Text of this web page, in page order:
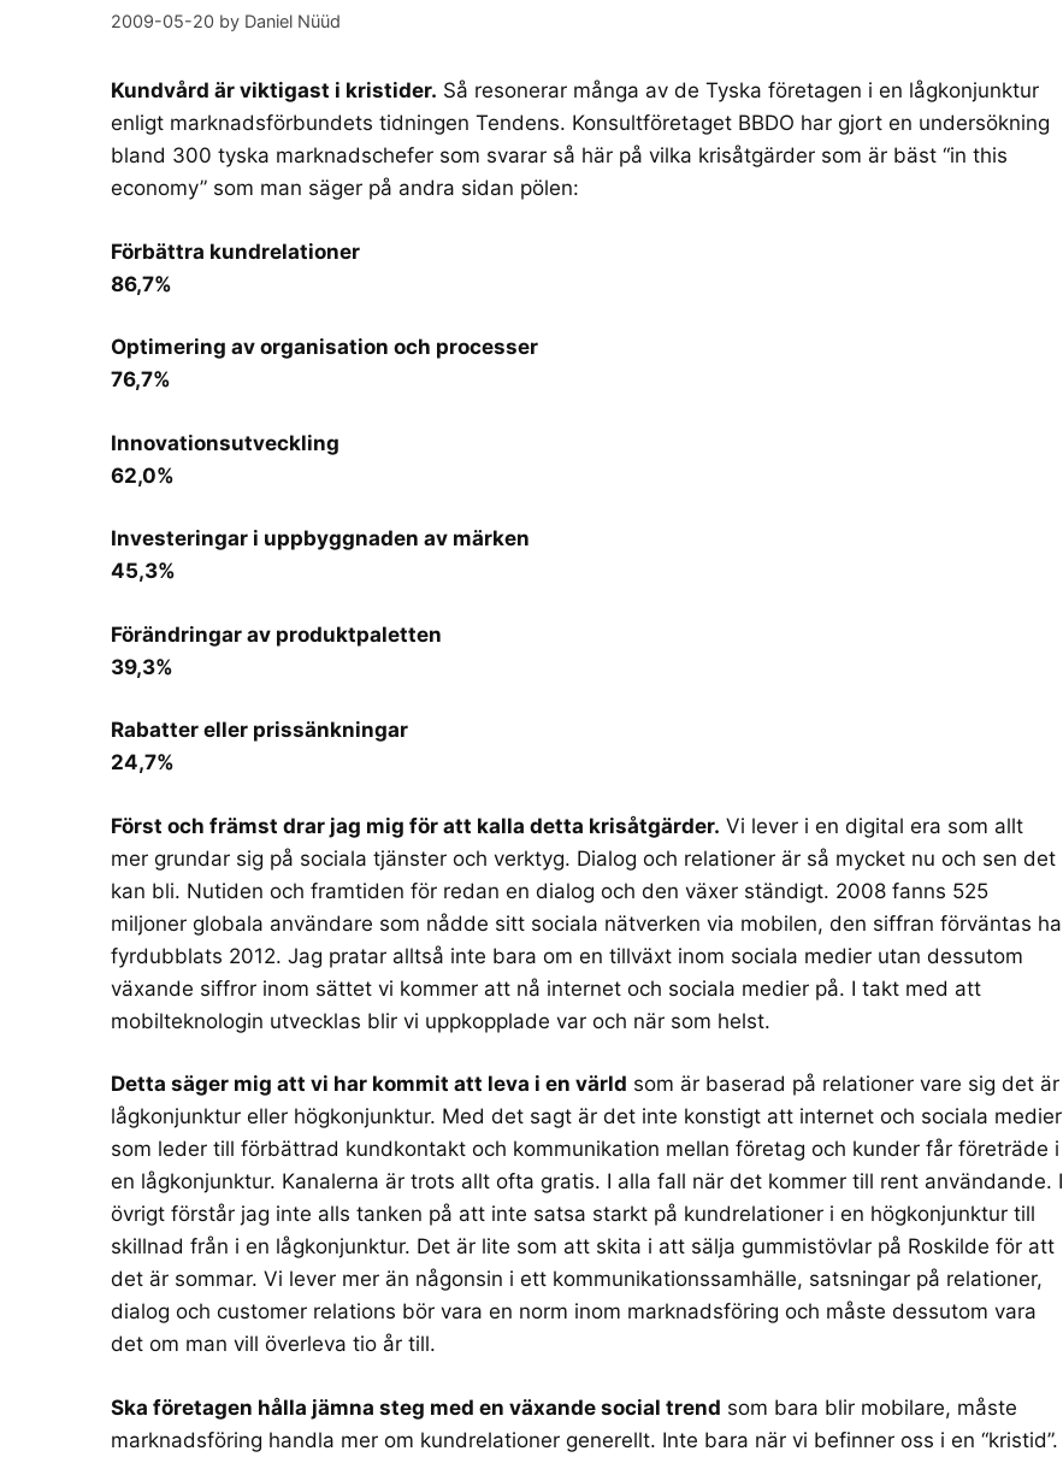
2009-05-20 by Daniel Nüüd
Kundvård är viktigast i kristider. Så resonerar många av de Tyska företagen i en lågkonjunktur
enligt marknadsförbundets tidningen Tendens. Konsultföretaget BBDO har gjort en undersökning
bland 300 tyska marknadschefer som svarar så här på vilka krisåtgärder som är bäst “in this
economy” som man säger på andra sidan pölen:
Förbättra kundrelationer
86,7%
Optimering av organisation och processer
76,7%
Innovationsutveckling
62,0%
Investeringar i uppbyggnaden av märken
45,3%
Förändringar av produktpaletten
39,3%
Rabatter eller prissänkningar
24,7%
Först och främst drar jag mig för att kalla detta krisåtgärder. Vi lever i en digital era som allt
mer grundar sig på sociala tjänster och verktyg. Dialog och relationer är så mycket nu och sen det
kan bli. Nutiden och framtiden för redan en dialog och den växer ständigt. 2008 fanns 525
miljoner globala användare som nådde sitt sociala nätverken via mobilen, den siffran förväntas ha
fyrdubblats 2012. Jag pratar alltså inte bara om en tillväxt inom sociala medier utan dessutom
växande siffror inom sättet vi kommer att nå internet och sociala medier på. I takt med att
mobilteknologin utvecklas blir vi uppkopplade var och när som helst.
Detta säger mig att vi har kommit att leva i en värld som är baserad på relationer vare sig det är
lågkonjunktur eller högkonjunktur. Med det sagt är det inte konstigt att internet och sociala medier
som leder till förbättrad kundkontakt och kommunikation mellan företag och kunder får företräde i
en lågkonjunktur. Kanalerna är trots allt ofta gratis. I alla fall när det kommer till rent användande. I
övrigt förstår jag inte alls tanken på att inte satsa starkt på kundrelationer i en högkonjunktur till
skillnad från i en lågkonjunktur. Det är lite som att skita i att sälja gummistövlar på Roskilde för att
det är sommar. Vi lever mer än någonsin i ett kommunikationssamhälle, satsningar på relationer,
dialog och customer relations bör vara en norm inom marknadsföring och måste dessutom vara
det om man vill överleva tio år till.
Ska företagen hålla jämna steg med en växande social trend som bara blir mobilare, måste
marknadsföring handla mer om kundrelationer generellt. Inte bara när vi befinner oss i en “kristid”.